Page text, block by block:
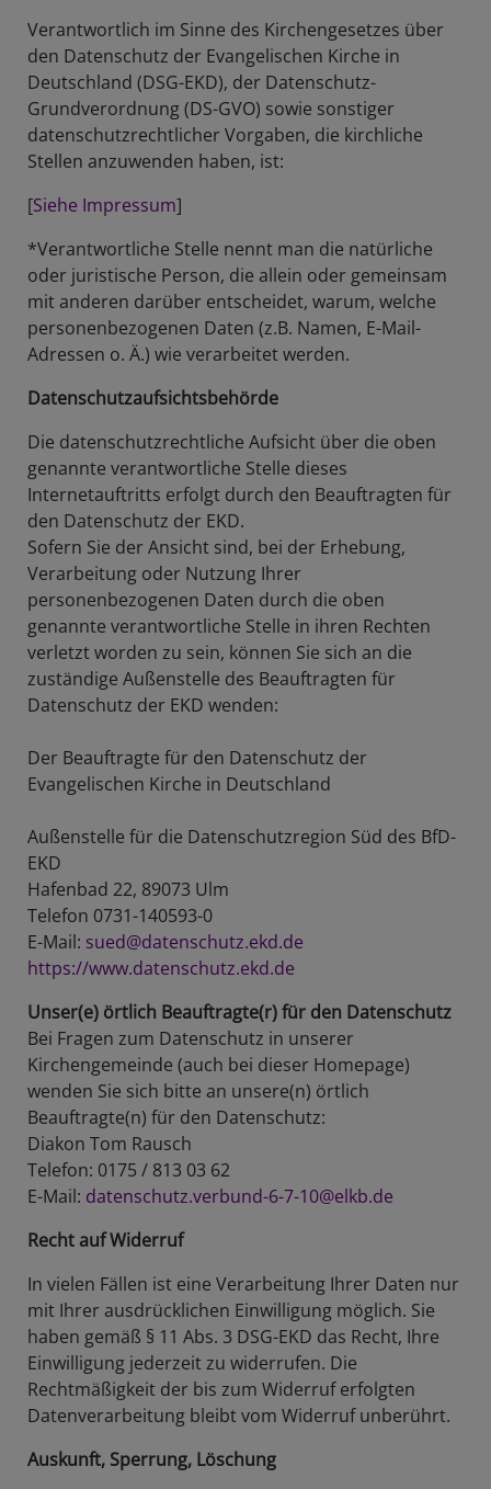
Verantwortlich im Sinne des Kirchengesetzes über
den Datenschutz der Evangelischen Kirche in
Deutschland (DSG-EKD), der Datenschutz-
Grundverordnung (DS-GVO) sowie sonstiger
datenschutzrechtlicher Vorgaben, die kirchliche
Stellen anzuwenden haben, ist:
[Siehe Impressum]
*Verantwortliche Stelle nennt man die natürliche
oder juristische Person, die allein oder gemeinsam
mit anderen darüber entscheidet, warum, welche
personenbezogenen Daten (z.B. Namen, E-Mail-
Adressen o. Ä.) wie verarbeitet werden.
Datenschutzaufsichtsbehörde
Die datenschutzrechtliche Aufsicht über die oben
genannte verantwortliche Stelle dieses
Internetauftritts erfolgt durch den Beauftragten für
den Datenschutz der EKD.
Sofern Sie der Ansicht sind, bei der Erhebung,
Verarbeitung oder Nutzung Ihrer
personenbezogenen Daten durch die oben
genannte verantwortliche Stelle in ihren Rechten
verletzt worden zu sein, können Sie sich an die
zuständige Außenstelle des Beauftragten für
Datenschutz der EKD wenden:
Der Beauftragte für den Datenschutz der
Evangelischen Kirche in Deutschland
Außenstelle für die Datenschutzregion Süd des BfD-
EKD
Hafenbad 22, 89073 Ulm
Telefon 0731-140593-0
E-Mail: sued@datenschutz.ekd.de
https://www.datenschutz.ekd.de
Unser(e) örtlich Beauftragte(r) für den Datenschutz
Bei Fragen zum Datenschutz in unserer
Kirchengemeinde (auch bei dieser Homepage)
wenden Sie sich bitte an unsere(n) örtlich
Beauftragte(n) für den Datenschutz:
Diakon Tom Rausch
Telefon: 0175 / 813 03 62
E-Mail: datenschutz.verbund-6-7-10@elkb.de
Recht auf Widerruf
In vielen Fällen ist eine Verarbeitung Ihrer Daten nur
mit Ihrer ausdrücklichen Einwilligung möglich. Sie
haben gemäß § 11 Abs. 3 DSG-EKD das Recht, Ihre
Einwilligung jederzeit zu widerrufen. Die
Rechtmäßigkeit der bis zum Widerruf erfolgten
Datenverarbeitung bleibt vom Widerruf unberührt.
Auskunft, Sperrung, Löschung